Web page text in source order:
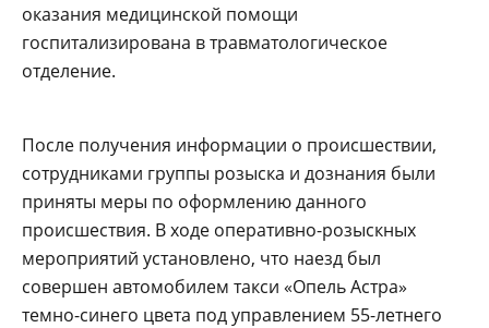
оказания медицинской помощи
госпитализирована в травматологическое
отделение.
После получения информации о происшествии,
сотрудниками группы розыска и дознания были
приняты меры по оформлению данного
происшествия. В ходе оперативно-розыскных
мероприятий установлено, что наезд был
совершен автомобилем такси «Опель Астра»
темно-синего цвета под управлением 55-летнего